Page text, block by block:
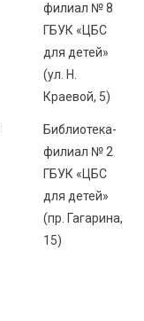
филиал № 8
ГБУК «ЦБС
для детей»
(ул. Н.
Краевой, 5)
Библиотека-
филиал № 2
ГБУК «ЦБС
для детей»
(пр. Гагарина,
15)